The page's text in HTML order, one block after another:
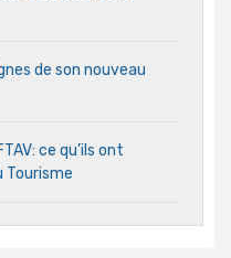
de son nouveau
ce qu’ils ont
Tourisme